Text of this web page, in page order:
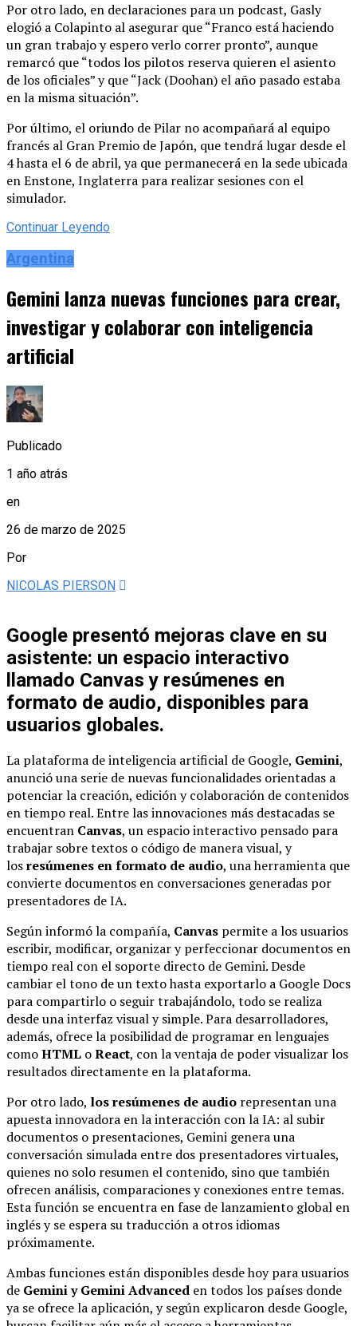
Por otro lado, en declaraciones para un podcast, Gasly
elogió a Colapinto al asegurar que “Franco está haciendo
un gran trabajo y espero verlo correr pronto”, aunque
remarcó que “todos los pilotos reserva quieren el asiento
de los oficiales” y que “Jack (Doohan) el año pasado estaba
en la misma situación”.
Por último, el oriundo de Pilar no acompañará al equipo
francés al Gran Premio de Japón, que tendrá lugar desde el
4 hasta el 6 de abril, ya que permanecerá en la sede ubicada
en Enstone, Inglaterra para realizar sesiones con el
simulador.
Continuar Leyendo
Argentina
Gemini lanza nuevas funciones para crear,
investigar y colaborar con inteligencia
artificial
Publicado
1 año atrás
en
26 de marzo de 2025
Por
NICOLAS PIERSON
Google presentó mejoras clave en su
asistente: un espacio interactivo
llamado Canvas y resúmenes en
formato de audio, disponibles para
usuarios globales.
La plataforma de inteligencia artificial de Google, Gemini,
anunció una serie de nuevas funcionalidades orientadas a
potenciar la creación, edición y colaboración de contenidos
en tiempo real. Entre las innovaciones más destacadas se
encuentran Canvas, un espacio interactivo pensado para
trabajar sobre textos o código de manera visual, y
losresúmenes en formato de audio, una herramienta que
convierte documentos en conversaciones generadas por
presentadores de IA.
Según informó la compañía, Canvas permite a los usuarios
escribir, modificar, organizar y perfeccionar documentos en
tiempo real con el soporte directo de Gemini. Desde
cambiar el tono de un texto hasta exportarlo a Google Docs
para compartirlo o seguir trabajándolo, todo se realiza
desde una interfaz visual y simple. Para desarrolladores,
además, ofrece la posibilidad de programar en lenguajes
comoHTML oReact, con la ventaja de poder visualizar los
resultados directamente en la plataforma.
Por otro lado, los resúmenes de audio representan una
apuesta innovadora en la interacción con la IA: al subir
documentos o presentaciones, Gemini genera una
conversación simulada entre dos presentadores virtuales,
quienes no solo resumen el contenido, sino que también
ofrecen análisis, comparaciones y conexiones entre temas.
Esta función se encuentra en fase de lanzamiento global en
inglés y se espera su traducción a otros idiomas
próximamente.
Ambas funciones están disponibles desde hoy para usuarios
de Gemini y Gemini Advanced en todos los países donde
ya se ofrece la aplicación, y según explicaron desde Google,